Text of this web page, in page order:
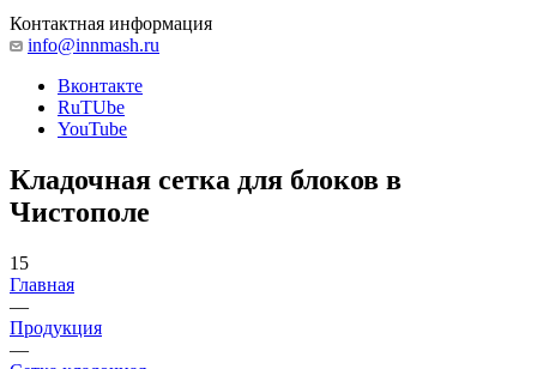
Контактная информация
info@innmash.ru
Вконтакте
RuTUbe
YouTube
Кладочная сетка для блоков в
Чистополе
15
Главная
—
Продукция
—